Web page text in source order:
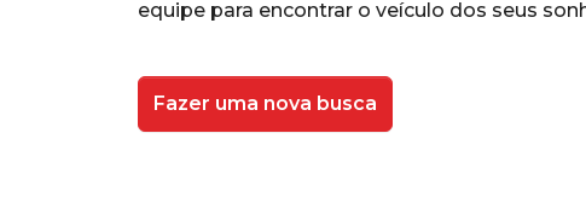
equipe para encontrar o veículo dos seus
Fazer uma nova busca